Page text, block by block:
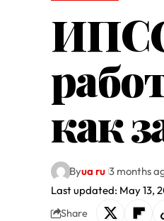
как
Last updated: May 13,
Byua ru 3 months
Share